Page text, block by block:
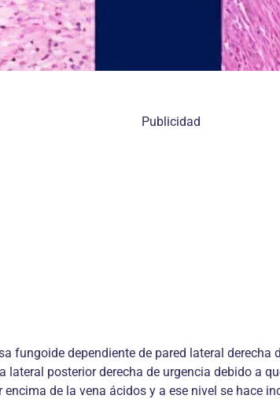
Publicidad
fungoide dependiente de pared lateral
lateral posterior derecha de urgencia debido a
de la vena ácidos y a ese nivel se hace